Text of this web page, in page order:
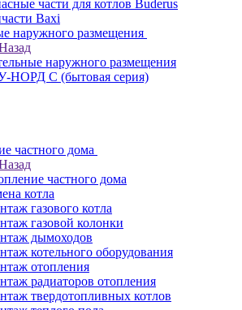
части для котлов Buderus
Baxi
наружного размещения
наружного размещения
НОРД С (бытовая серия)
частного дома
частного дома
котла
газового котла
газовой колонки
дымоходов
котельного оборудования
отопления
радиаторов отопления
твердотопливных котлов